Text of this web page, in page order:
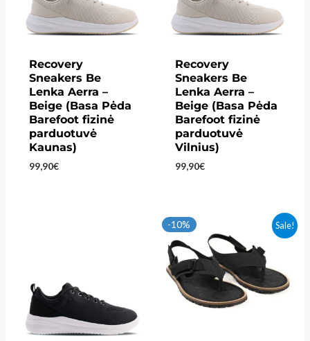
Recovery
Sneakers Be
Lenka Aerra –
Beige (Basa Pėda
Barefoot fizinė
parduotuvė
Kaunas)
99,90€
Recovery
Sneakers Be
Lenka Aerra –
Beige (Basa Pėda
Barefoot fizinė
parduotuvė
Vilnius)
99,90€
Sale!
-10%